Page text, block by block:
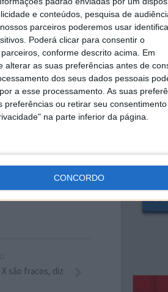
e conteúdos, pesquisa de
parceiros poderemos usar
Poderá clicar para consentir o
conforme descrito acima. Em
as suas preferências antes de
dos seus dados pessoais
a esse processamento. As suas
ou retirar seu consentimento
na parte inferior da página.
CONCORDO
verão, a
são fracos, diz